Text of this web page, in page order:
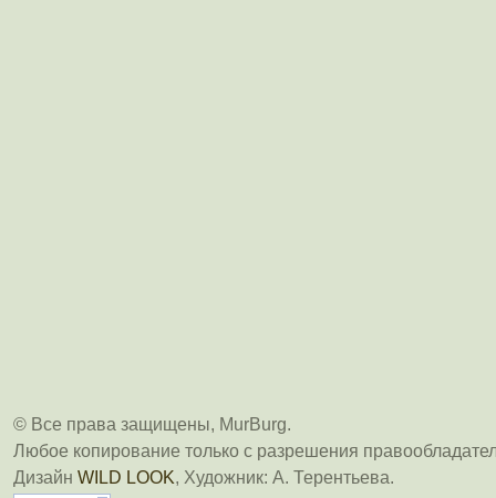
© Все права защищены, MurBurg.
Любое копирование только с разрешения
Дизайн WILD LOOK, Художник: А. Терентьева.